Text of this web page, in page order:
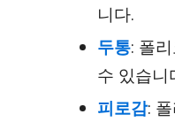
니다.
두통: 폴
수 있습니
피로감: